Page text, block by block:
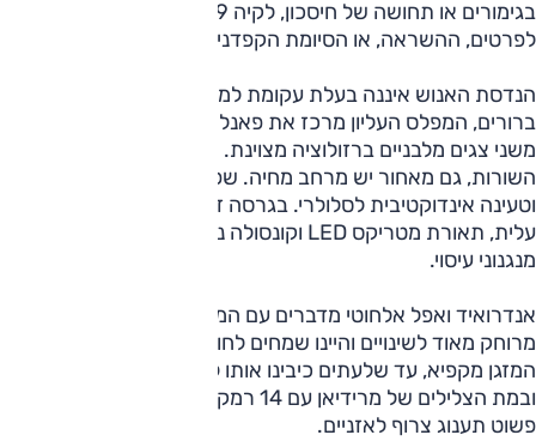
לפרטים, ההשראה, או הסיומת הקפדנית שמייצגת רכבי יוקרה.
הנדסת האנוש איננה בעלת עקומת למידה קיצונית; המתגים
ברורים, המפלס העליון מרכז את פאנל המולטימדיה המחובר
משני צגים מלבניים ברזולוציה מצוינת. המושבים נוחים, בכל
השורות, גם מאחור יש מרחב מחיה. שפע תאי אחסון מסביב,
וטעינה אינדוקטיבית לסלולרי. בגרסה זו תקבלו בנוסף גם תצוגה
עלית, תאורת מטריקס LED וקונסולה נשלפת לנוסעים. גם
מנגנוני עיסוי.
אנדרואיד ואפל אלחוטי מדברים עם הממשק די בקלות, אבל הצג
מרוחק מאוד לשינויים והיינו שמחים לחוגת שליטה ממורכזת.
המזגן מקפיא, עד שלעתים כיבינו אותו לכמה דקות כדי להפשיר,
ובמת הצלילים של מרידיאן עם 14 רמקולים, רק בגרסה זו, היא
פשוט תענוג צרוף לאזניים.